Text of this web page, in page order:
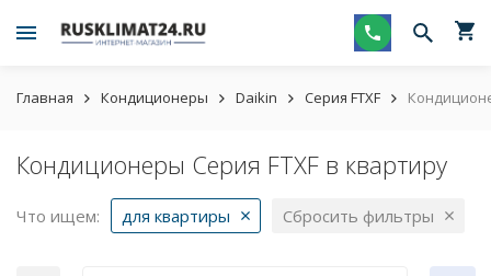
Главная Кондиционеры Daikin Серия FTXF
Кондиционеры Серия FTXF в квартиру
Что ищем: для квартиры Сбросить фильтры